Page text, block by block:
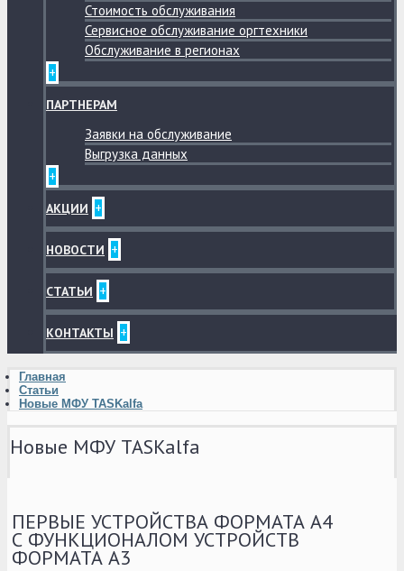
Стоимость обслуживания
Сервисное обслуживание оргтехники
Обслуживание в регионах
+
ПАРТНЕРАМ
Заявки на обслуживание
Выгрузка данных
+
АКЦИИ +
НОВОСТИ +
СТАТЬИ +
КОНТАКТЫ +
Главная
Статьи
Новые МФУ TASKalfa
Новые МФУ TASKalfa
ПЕРВЫЕ УСТРОЙСТВА ФОРМАТА А4
С ФУНКЦИОНАЛОМ УСТРОЙСТВ
ФОРМАТА А3